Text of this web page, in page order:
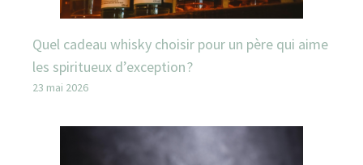
Quel cadeau whisky choisir pour un père qui aime
les spiritueux d’exception ?
23 mai 2026